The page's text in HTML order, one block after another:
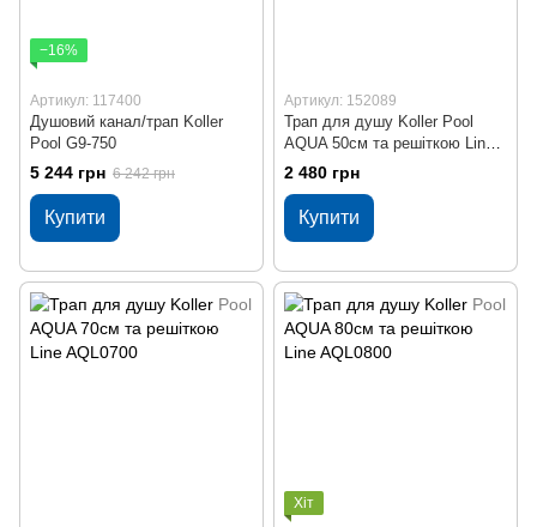
−16%
Артикул: 117400
Душовий канал/трап Koller
Pool G9-750
5 244 грн 6 242 грн
Купити
Артикул: 152089
Трап для душу Koller Pool
AQUA 50cм та решіткою Line
AQL0500
2 480 грн
Купити
Хіт